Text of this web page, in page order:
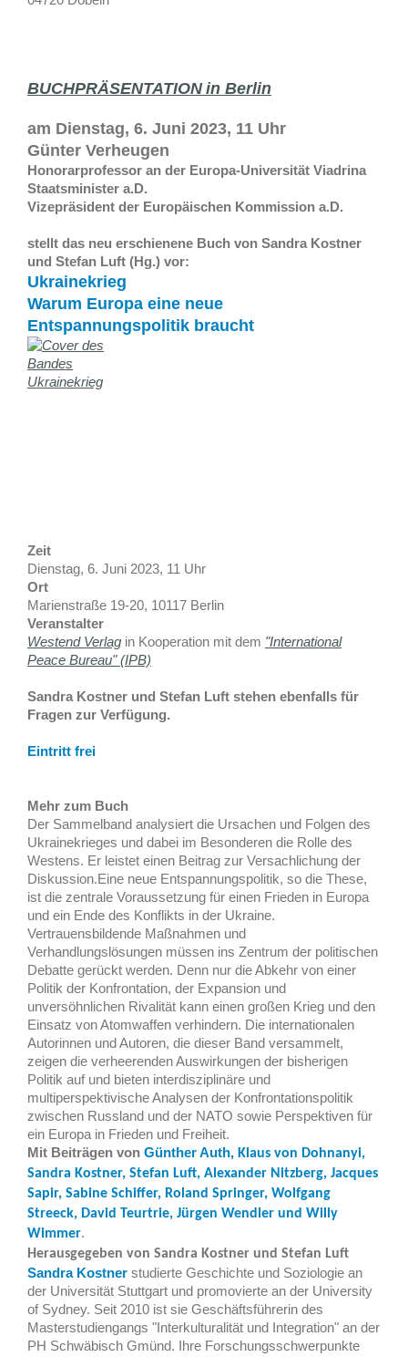
BUCHPRÄSENTATION in Berlin
am Dienstag, 6. Juni 2023, 11 Uhr
Günter Verheugen
Honorarprofessor an der Europa-Universität Viadrina
Staatsminister a.D.
Vizepräsident der Europäischen Kommission a.D.
stellt das neu erschienene Buch von Sandra Kostner
und Stefan Luft (Hg.) vor:
Ukrainekrieg
Warum Europa eine neue
Entspannungspolitik braucht
Zeit
Dienstag, 6. Juni 2023, 11 Uhr
Ort
Marienstraße 19-20, 10117 Berlin
Veranstalter
Westend Verlag in Kooperation mit dem "International
Peace Bureau" (IPB)
Sandra Kostner und Stefan Luft stehen ebenfalls für
Fragen zur Verfügung.
Eintritt frei
Mehr zum Buch
Der Sammelband analysiert die Ursachen und Folgen des
Ukrainekrieges und dabei im Besonderen die Rolle des
Westens. Er leistet einen Beitrag zur Versachlichung der
Diskussion.Eine neue Entspannungspolitik, so die These,
ist die zentrale Voraussetzung für einen Frieden in Europa
und ein Ende des Konflikts in der Ukraine.
Vertrauensbildende Maßnahmen und
Verhandlungslösungen müssen ins Zentrum der politischen
Debatte gerückt werden. Denn nur die Abkehr von einer
Politik der Konfrontation, der Expansion und
unversöhnlichen Rivalität kann einen großen Krieg und den
Einsatz von Atomwaffen verhindern. Die internationalen
Autorinnen und Autoren, die dieser Band versammelt,
zeigen die verheerenden Auswirkungen der bisherigen
Politik auf und bieten interdisziplinäre und
multiperspektivische Analysen der Konfrontationspolitik
zwischen Russland und der NATO sowie Perspektiven für
ein Europa in Frieden und Freiheit.
Mit Beiträgen von Günther Auth, Klaus von Dohnanyi,
Sandra Kostner, Stefan Luft, Alexander Nitzberg, Jacques
Sapir, Sabine Schiffer, Roland Springer, Wolfgang
Streeck, David Teurtrie, Jürgen Wendler und Willy
Wimmer.
Herausgegeben von Sandra Kostner und Stefan Luft
Sandra Kostner studierte Geschichte und Soziologie an
der Universität Stuttgart und promovierte an der University
of Sydney. Seit 2010 ist sie Geschäftsführerin des
Masterstudiengangs "Interkulturalität und Integration" an der
PH Schwäbisch Gmünd. Ihre Forschungsschwerpunkte